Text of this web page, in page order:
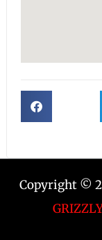
Copyright ©
GRIZZLY